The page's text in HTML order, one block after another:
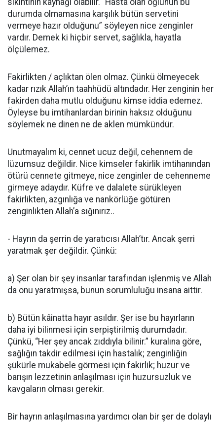
sıkıntının kaynağı olabilir. “Hasta olan oğlunun bu
durumda olmamasına karşılık bütün servetini
vermeye hazır olduğunu” söyleyen nice zenginler
vardır. Demek ki hiçbir servet, sağlıkla, hayatla
ölçülemez.
Fakirlikten / açlıktan ölen olmaz. Çünkü ölmeyecek
kadar rızık Allah’ın taahhüdü altındadır. Her zenginin her
fakirden daha mutlu olduğunu kimse iddia edemez.
Öyleyse bu imtihanlardan birinin haksız olduğunu
söylemek ne dinen ne de aklen mümkündür.
Unutmayalım ki, cennet ucuz değil, cehennem de
lüzumsuz değildir. Nice kimseler fakirlik imtihanından
ötürü cennete gitmeye, nice zenginler de cehenneme
girmeye adaydır. Küfre ve dalalete sürükleyen
fakirlikten, azgınlığa ve nankörlüğe götüren
zenginlikten Allah’a sığınırız..
- Hayrın da şerrin de yaratıcısı Allah’tır. Ancak şerri
yaratmak şer değildir. Çünkü:
a) Şer olan bir şey insanlar tarafından işlenmiş ve Allah
da onu yaratmışsa, bunun sorumluluğu insana aittir.
b) Bütün kâinatta hayır asıldır. Şer ise bu hayırların
daha iyi bilinmesi için serpiştirilmiş durumdadır.
Çünkü, “Her şey ancak zıddıyla bilinir.” kuralına göre,
sağlığın takdir edilmesi için hastalık; zenginliğin
şükürle mukabele görmesi için fakirlik; huzur ve
barışın lezzetinin anlaşılması için huzursuzluk ve
kavgaların olması gerekir.
Bir hayrın anlaşılmasına yardımcı olan bir şer de dolaylı